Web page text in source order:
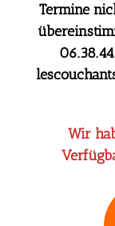
Termine
Wir